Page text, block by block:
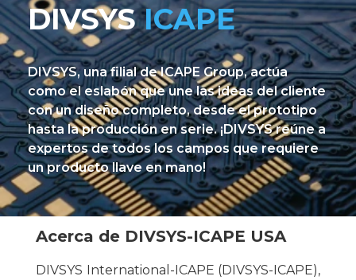
DIVSYSICAPE
DIVSYS, una filial de ICAPE Group, actúa
como el eslabón que une las ideas del cliente
con un diseño completo, desde el prototipo
hasta la producción en serie. ¡DIVSYS reúne a
expertos de todos los campos que requiere
un producto llave en mano!
Acerca de DIVSYS-ICAPE USA
DIVSYS International-ICAPE (DIVSYS-ICAPE),